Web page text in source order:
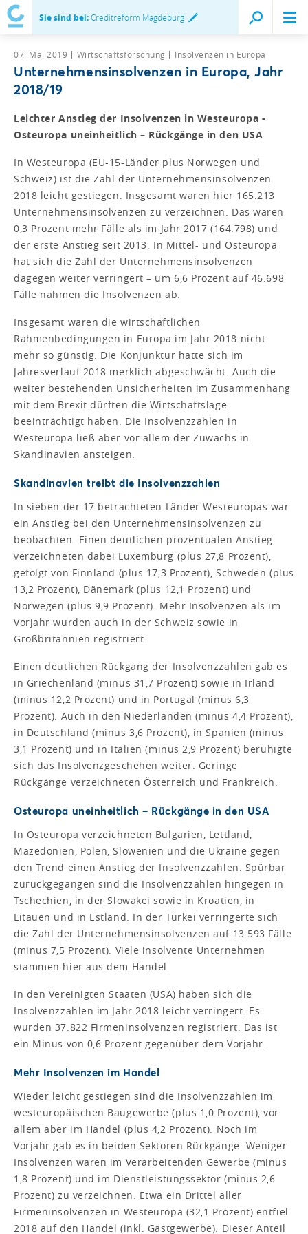
Sie sind bei:Creditreform Magdeburg
07. Mai 2019 Wirtschaftsforschung Insolvenzen in Europa
Unternehmensinsolvenzen in Europa, Jahr
2018/19
Leichter Anstieg der Insolvenzen in Westeuropa -
Osteuropa uneinheitlich – Rückgänge in den USA
In Westeuropa (EU-15-Länder plus Norwegen und
Schweiz) ist die Zahl der Unternehmensinsolvenzen
2018 leicht gestiegen. Insgesamt waren hier 165.213
Unternehmensinsolvenzen zu verzeichnen. Das waren
0,3 Prozent mehr Fälle als im Jahr 2017 (164.798) und
der erste Anstieg seit 2013. In Mittel- und Osteuropa
hat sich die Zahl der Unternehmensinsolvenzen
dagegen weiter verringert – um 6,6 Prozent auf 46.698
Fälle nahmen die Insolvenzen ab.
Insgesamt waren die wirtschaftlichen
Rahmenbedingungen in Europa im Jahr 2018 nicht
mehr so günstig. Die Konjunktur hatte sich im
Jahresverlauf 2018 merklich abgeschwächt. Auch die
weiter bestehenden Unsicherheiten im Zusammenhang
mit dem Brexit dürften die Wirtschaftslage
beeinträchtigt haben. Die Insolvenzzahlen in
Westeuropa ließ aber vor allem der Zuwachs in
Skandinavien ansteigen.
Skandinavien treibt die Insolvenzzahlen
In sieben der 17 betrachteten Länder Westeuropas war
ein Anstieg bei den Unternehmensinsolvenzen zu
beobachten. Einen deutlichen prozentualen Anstieg
verzeichneten dabei Luxemburg (plus 27,8 Prozent),
gefolgt von Finnland (plus 17,3 Prozent), Schweden (plus
13,2 Prozent), Dänemark (plus 12,1 Prozent) und
Norwegen (plus 9,9 Prozent). Mehr Insolvenzen als im
Vorjahr wurden auch in der Schweiz sowie in
Großbritannien registriert.
Einen deutlichen Rückgang der Insolvenzzahlen gab es
in Griechenland (minus 31,7 Prozent) sowie in Irland
(minus 12,2 Prozent) und in Portugal (minus 6,3
Prozent). Auch in den Niederlanden (minus 4,4 Prozent),
in Deutschland (minus 3,6 Prozent), in Spanien (minus
3,1 Prozent) und in Italien (minus 2,9 Prozent) beruhigte
sich das Insolvenzgeschehen weiter. Geringe
Rückgänge verzeichneten Österreich und Frankreich.
Osteuropa uneinheitlich – Rückgänge in den USA
In Osteuropa verzeichneten Bulgarien, Lettland,
Mazedonien, Polen, Slowenien und die Ukraine gegen
den Trend einen Anstieg der Insolvenzzahlen. Spürbar
zurückgegangen sind die Insolvenzzahlen hingegen in
Tschechien, in der Slowakei sowie in Kroatien, in
Litauen und in Estland. In der Türkei verringerte sich
die Zahl der Unternehmensinsolvenzen auf 13.593 Fälle
(minus 7,5 Prozent). Viele insolvente Unternehmen
stammen hier aus dem Handel.
In den Vereinigten Staaten (USA) haben sich die
Insolvenzzahlen im Jahr 2018 leicht verringert. Es
wurden 37.822 Firmeninsolvenzen registriert. Das ist
ein Minus von 0,6 Prozent gegenüber dem Vorjahr.
Mehr Insolvenzen im Handel
Wieder leicht gestiegen sind die Insolvenzzahlen im
westeuropäischen Baugewerbe (plus 1,0 Prozent), vor
allem aber im Handel (plus 4,2 Prozent). Noch im
Vorjahr gab es in beiden Sektoren Rückgänge. Weniger
Insolvenzen waren im Verarbeitenden Gewerbe (minus
1,8 Prozent) und im Dienstleistungssektor (minus 2,6
Prozent) zu verzeichnen. Etwa ein Drittel aller
Firmeninsolvenzen in Westeuropa (32,1 Prozent) entfiel
2018 auf den Handel (inkl. Gastgewerbe). Dieser Anteil